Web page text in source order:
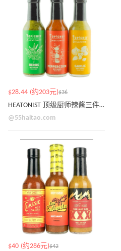
$28.44 (约203元)$36
HEATONIST 顶级厨师辣酱三件套
@55haitao.com
$40 (约286元)$42